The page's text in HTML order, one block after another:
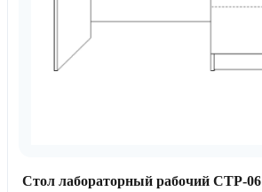
Стол лабораторный рабочий СТР-06